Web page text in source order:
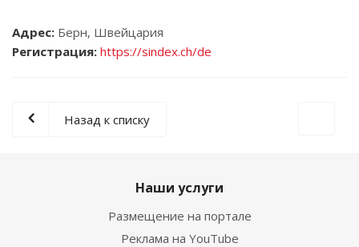
Адрес: Берн, Швейцария
Регистрация: https://sindex.ch/de
Назад к списку
Наши услуги
Размещение на портале
Реклама на YouTube